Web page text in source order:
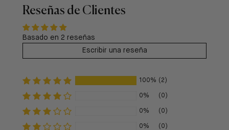
Reseñas de Clientes
Basado en 2 reseñas
Escribir una reseña
100% (2)
0% (0)
0% (0)
0% (0)